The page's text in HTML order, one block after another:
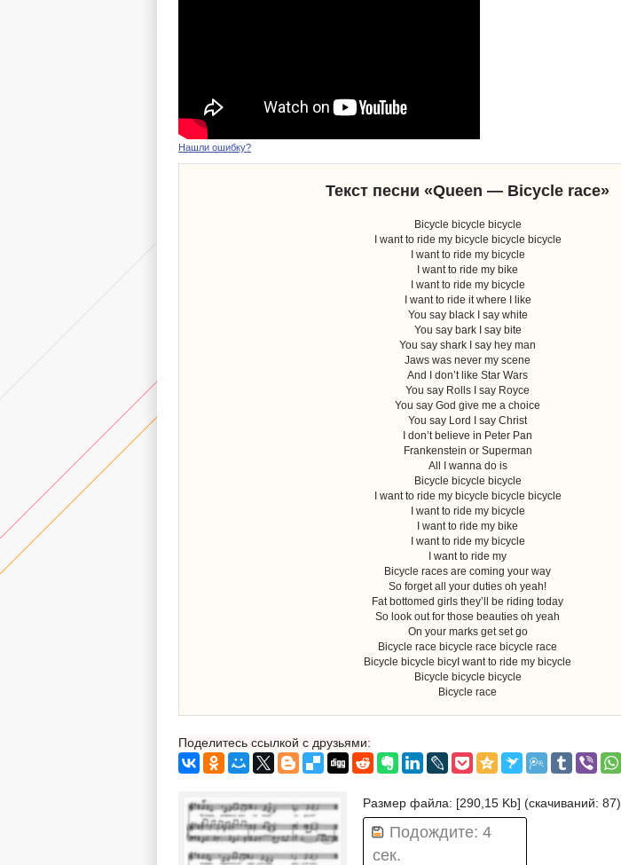
Нашли ошибку?
Текст песни «Queen — Bicycle race»
Bicycle bicycle bicycle
I want to ride my bicycle bicycle bicycle
I want to ride my bicycle
I want to ride my bike
I want to ride my bicycle
I want to ride it where I like
You say black I say white
You say bark I say bite
You say shark I say hey man
Jaws was never my scene
And I don’t like Star Wars
You say Rolls I say Royce
You say God give me a choice
You say Lord I say Christ
I don’t believe in Peter Pan
Frankenstein or Superman
All I wanna do is
Bicycle bicycle bicycle
I want to ride my bicycle bicycle bicycle
I want to ride my bicycle
I want to ride my bike
I want to ride my bicycle
I want to ride my
Bicycle races are coming your way
So forget all your duties oh yeah!
Fat bottomed girls they’ll be riding today
So look out for those beauties oh yeah
On your marks get set go
Bicycle race bicycle race bicycle race
Bicycle bicycle bicyI want to ride my bicycle
Bicycle bicycle bicycle
Bicycle race
Поделитесь ссылкой с друзьями:
Размер файла: [290,15 Kb] (cкачиваний: 87)
Подождите: 3
сек.